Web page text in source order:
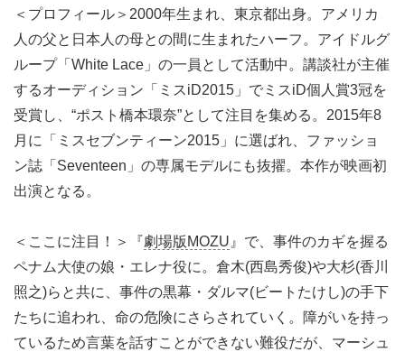
＜プロフィール＞2000年生まれ、東京都出身。アメリカ
人の父と日本人の母との間に生まれたハーフ。アイドルグ
ループ「White Lace」の一員として活動中。講談社が主催
するオーディション「ミスiD2015」でミスiD個人賞3冠を
受賞し、“ポスト橋本環奈”として注目を集める。2015年8
月に「ミスセブンティーン2015」に選ばれ、ファッショ
ン誌「Seventeen」の専属モデルにも抜擢。本作が映画初
出演となる。
＜ここに注目！＞『劇場版MOZU 』で、事件のカギを握る
ペナム大使の娘・エレナ役に。倉木(西島秀俊)や大杉(香川
照之)らと共に、事件の黒幕・ダルマ(ビートたけし)の手下
たちに追われ、命の危険にさらされていく。障がいを持っ
ているため言葉を話すことができない難役だが、マーシュ